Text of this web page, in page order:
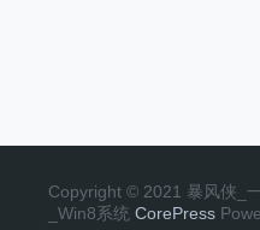
Copyright © 2021 暴风侠_
_Win8系统 CorePress